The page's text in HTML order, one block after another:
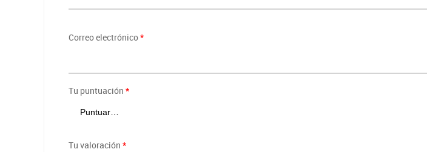
Correo electrónico*
Tu puntuación *
Tu valoración *